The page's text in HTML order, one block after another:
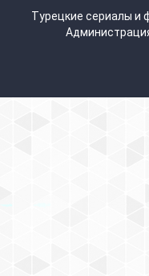
Турецкие сериалы и